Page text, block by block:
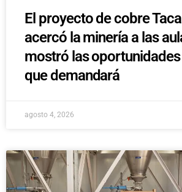
El proyecto de cobre
acercó la minería a las
mostró las
que demandará
agosto 4, 2026